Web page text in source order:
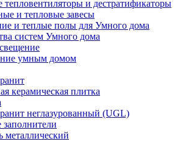
тепловентиляторы и дестратификаторы
и тепловые завесы
и теплые полы для Умного дома
систем Умного дома
умным домом
керамическая плитка
неглазурованный (UGL)
металлический